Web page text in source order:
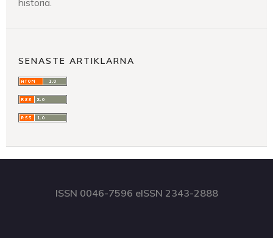
historia.
SENASTE ARTIKLARNA
ISSN 0046-7596 eISSN 2343-2888